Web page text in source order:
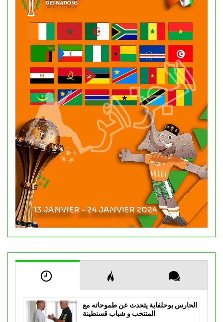
الحارس بوحلفاية يتحدث عن طموحاته مع
المنتخب و شباب قسنطينة